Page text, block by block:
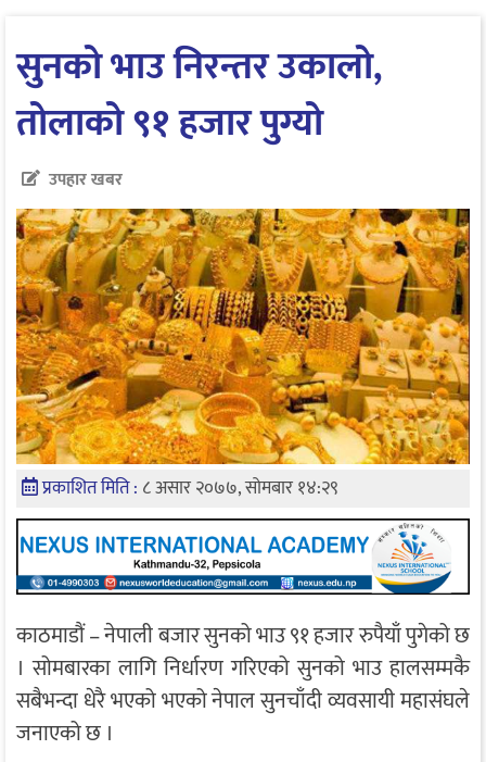
सुनको भाउ निरन्तर उकालो,
तोलाको ९१ हजार पुग्यो
उपहार खबर
प्रकाशित मिति : ८ असार २०७७, सोमबार १४:२९
काठमाडौं – नेपाली बजार सुनको भाउ ९१ हजार रुपैयाँ पुगेको छ
। सोमबारका लागि निर्धारण गरिएको सुनको भाउ हालसम्मकै
सबैभन्दा धेरै भएको भएको नेपाल सुनचाँदी व्यवसायी महासंघले
जनाएको छ ।